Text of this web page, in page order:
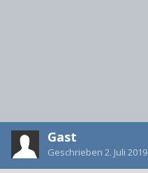
Gast
Geschrieben 2. Juli 2019